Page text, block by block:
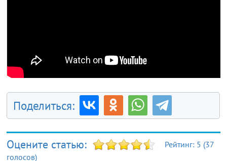
Поделиться:
Оцените статью: Рейтинг: 5 (37
голосов)